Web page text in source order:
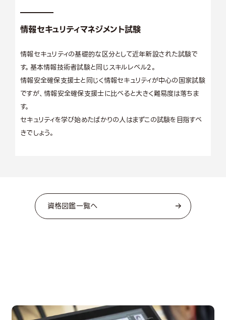
情報セキュリティマネジメント試験
情報セキュリティの基礎的な区分として近年新設された試験で
す。基本情報技術者試験と同じスキルレベル2。
情報安全確保支援士と同じく情報セキュリティが中心の国家試験
ですが、情報安全確保支援士に比べると大きく難易度は落ちま
す。
セキュリティを学び始めたばかりの人はまずこの試験を目指すべ
きでしょう。
資格図鑑一覧へ